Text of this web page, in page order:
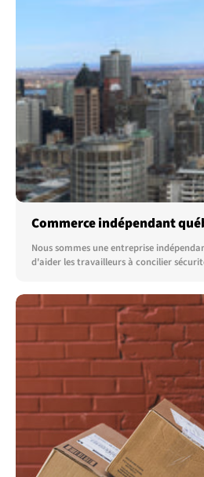
Commerce indépendant
Nous sommes une entreprise
d'aider les travailleurs à concilier